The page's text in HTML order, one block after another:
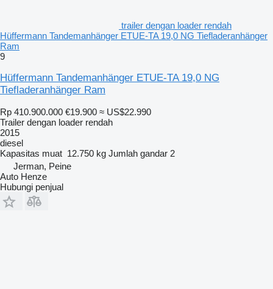
trailer dengan loader rendah
Hüffermann Tandemanhänger ETUE-TA 19,0 NG Tiefladeranhänger
Ram
9
Hüffermann Tandemanhänger ETUE-TA 19,0 NG
Tiefladeranhänger Ram
Rp 410.900.000 €19.900 ≈ US$22.990
Trailer dengan loader rendah
2015
diesel
Kapasitas muat 12.750 kg Jumlah gandar 2
Jerman, Peine
Auto Henze
Hubungi penjual